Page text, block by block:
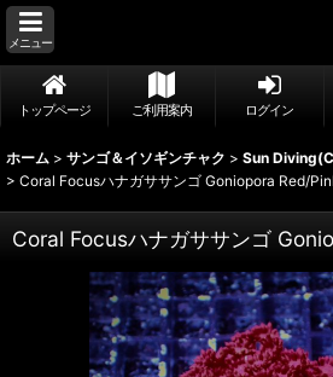
メニュー
トップページ ご利用案内 ログイン
ホーム > サンゴ＆イソギンチャク > Sun
> Coral Focusハナガササンゴ Goniopora Red/
Coral Focusハナガササンゴ